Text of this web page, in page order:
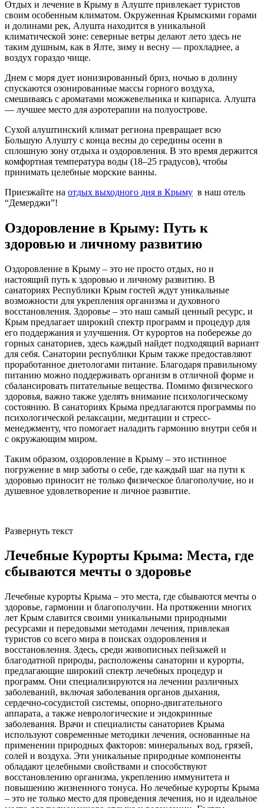
Отдых и лечение в Крыму в Алуште привлекает туристов
своим особенным климатом. Окруженная Крымскими горами
и долинами рек, Алушта находится в уникальной
климатической зоне: северные ветры делают лето здесь не
таким душным, как в Ялте, зиму и весну — прохладнее, а
воздух гораздо чище.
Днем с моря дует ионизированный бриз, ночью в долину
спускаются озонированные массы горного воздуха,
смешиваясь с ароматами можжевельника и кипариса. Алушта
— лучшее место для аэротерапии на полуострове.
Сухой алуштинский климат региона превращает всю
Большую Алушту с конца весны до середины осени в
сплошную зону отдыха и оздоровления. В это время держится
комфортная температура воды (18–25 градусов), чтобы
принимать целебные морские ванны.
Приезжайте на отдых выходного дня в Крыму в наш отель
“Демерджи”!
Оздоровление в Крыму: Путь к
здоровью и личному развитию
Оздоровление в Крыму – это не просто отдых, но и
настоящий путь к здоровью и личному развитию. В
санаториях Республики Крым гостей ждут уникальные
возможности для укрепления организма и духовного
восстановления. Здоровье – это наш самый ценный ресурс, и
Крым предлагает широкий спектр программ и процедур для
его поддержания и улучшения. От курортов на побережье до
горных санаториев, здесь каждый найдет подходящий вариант
для себя. Санатории республики Крым также предоставляют
проработанное диетологами питание. Благодаря правильному
питанию можно поддерживать организм в отличной форме и
сбалансировать питательные вещества. Помимо физического
здоровья, важно также уделять внимание психологическому
состоянию. В санаториях Крыма предлагаются программы по
психологической релаксации, медитации и стресс-
менеджменту, что помогает наладить гармонию внутри себя и
с окружающим миром.
Таким образом, оздоровление в Крыму – это истинное
погружение в мир заботы о себе, где каждый шаг на пути к
здоровью приносит не только физическое благополучие, но и
душевное удовлетворение и личное развитие.
Развернуть текст
Лечебные Курорты Крыма: Места, где
сбываются мечты о здоровье
Лечебные курорты Крыма – это места, где сбываются мечты о
здоровье, гармонии и благополучии. На протяжении многих
лет Крым славится своими уникальными природными
ресурсами и передовыми методами лечения, привлекая
туристов со всего мира в поисках оздоровления и
восстановления. Здесь, среди живописных пейзажей и
благодатной природы, расположены санатории и курорты,
предлагающие широкий спектр лечебных процедур и
программ. Они специализируются на лечении различных
заболеваний, включая заболевания органов дыхания,
сердечно-сосудистой системы, опорно-двигательного
аппарата, а также неврологические и эндокринные
заболевания. Врачи и специалисты санаториев Крыма
используют современные методики лечения, основанные на
применении природных факторов: минеральных вод, грязей,
солей и воздуха. Эти уникальные природные компоненты
обладают целебными свойствами и способствуют
восстановлению организма, укреплению иммунитета и
повышению жизненного тонуса. Но лечебные курорты Крыма
– это не только место для проведения лечения, но и идеальное